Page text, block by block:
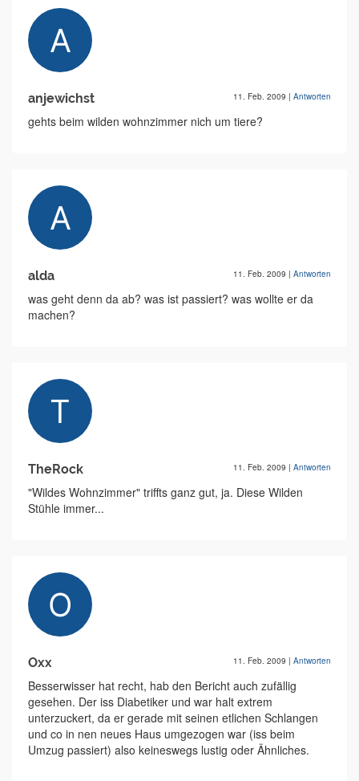
anjewichst 11. Feb. 2009 | Antworten
gehts beim wilden wohnzimmer nich um tiere?
alda 11. Feb. 2009 | Antworten
was geht denn da ab? was ist passiert? was wollte er da
machen?
TheRock 11. Feb. 2009 | Antworten
"Wildes Wohnzimmer" triffts ganz gut, ja. Diese Wilden
Stühle immer...
Oxx 11. Feb. 2009 | Antworten
Besserwisser hat recht, hab den Bericht auch zufällig
gesehen. Der iss Diabetiker und war halt extrem
unterzuckert, da er gerade mit seinen etlichen Schlangen
und co in nen neues Haus umgezogen war (iss beim
Umzug passiert) also keineswegs lustig oder Ähnliches.